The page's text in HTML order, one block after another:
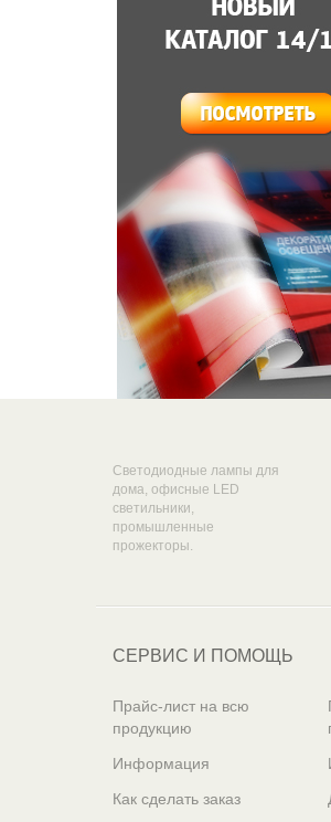
Светодиодные лампы для
дома, офисные LED
светильники,
промышленные
прожекторы.
СЕРВИС И ПОМОЩЬ
Прайс-лист на всю
продукцию
Информация
Как сделать заказ